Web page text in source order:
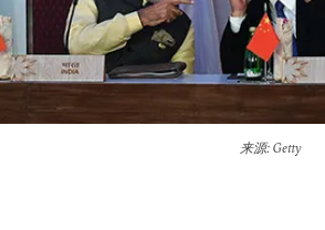
来源: Getty